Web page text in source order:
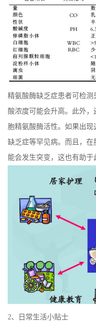
精氨酸酶缺乏症患者可检
酸浓度可能会升高。此外
胞精氨酸酶活性。如果出
缺乏症等罕见病。而且，
能会发生突变，这也有助于
2、日常生活小贴士